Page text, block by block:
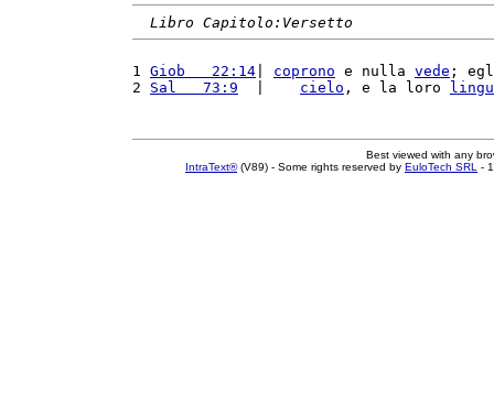
Libro Capitolo:Versetto
1 Giob   22:14 coprono e nulla vede ;
2 Sal   73:9 cielo , e la loro
Best viewed with any
IntraText®(V89) - Some rights reserved by EuloTech SRL -